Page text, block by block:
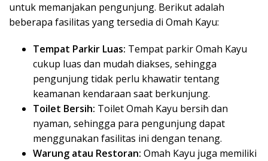
untuk memanjakan pengunjung. Berikut adalah
beberapa fasilitas yang tersedia di Omah Kayu:
Tempat Parkir Luas: Tempat parkir Omah Kayu
cukup luas dan mudah diakses, sehingga
pengunjung tidak perlu khawatir tentang
keamanan kendaraan saat berkunjung.
Toilet Bersih: Toilet Omah Kayu bersih dan
nyaman, sehingga para pengunjung dapat
menggunakan fasilitas ini dengan tenang.
Warung atau Restoran: Omah Kayu juga memiliki